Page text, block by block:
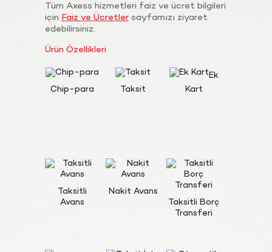
Tüm Axess hizmetleri faiz ve ücret bilgileri
için Faiz ve Ücretler sayfamızı ziyaret
edebilirsiniz.
Ürün Özellikleri
Chip-para Taksit
Ek
Kart
Taksitli
Avans
Nakit Avans
Taksitli Borç
Transferi